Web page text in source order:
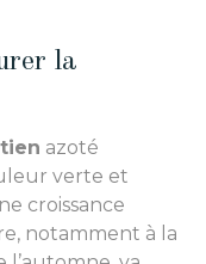
la
azoté
verte et
croissance
notamment à la